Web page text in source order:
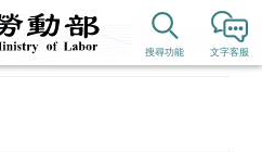
文字客服
搜尋功能